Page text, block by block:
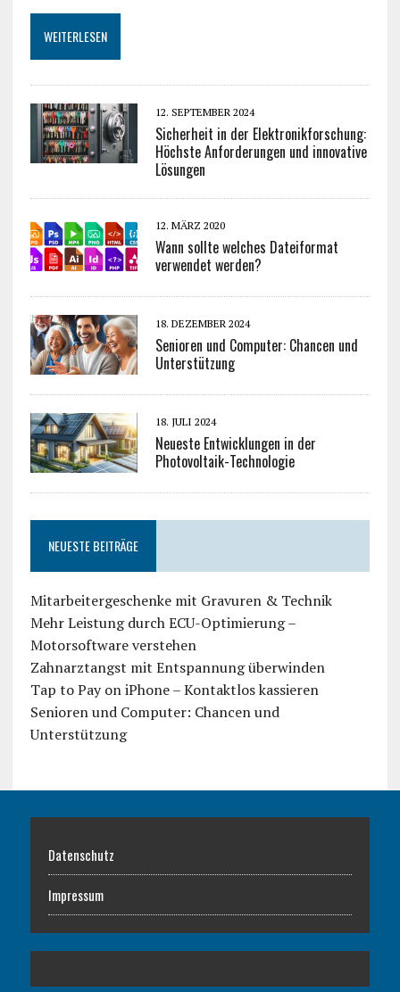
WEITERLESEN
12. SEPTEMBER 2024
Sicherheit in der Elektronikforschung:
Höchste Anforderungen und innovative
Lösungen
12. MÄRZ 2020
Wann sollte welches Dateiformat
verwendet werden?
18. DEZEMBER 2024
Senioren und Computer: Chancen und
Unterstützung
18. JULI 2024
Neueste Entwicklungen in der
Photovoltaik-Technologie
NEUESTE BEITRÄGE
Mitarbeitergeschenke mit Gravuren & Technik
Mehr Leistung durch ECU-Optimierung –
Motorsoftware verstehen
Zahnarztangst mit Entspannung überwinden
Tap to Pay on iPhone – Kontaktlos kassieren
Senioren und Computer: Chancen und
Unterstützung
Datenschutz
Impressum